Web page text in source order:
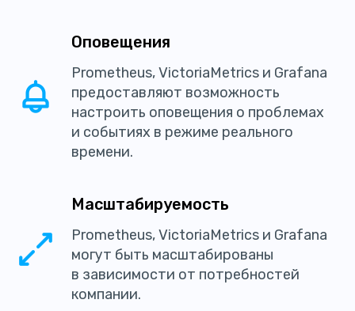
Оповещения
Prometheus, VictoriaMetrics и Grafana
предоставляют возможность
настроить оповещения о проблемах
и событиях в режиме реального
времени.
Масштабируемость
Prometheus, VictoriaMetrics и Grafana
могут быть масштабированы
в зависимости от потребностей
компании.